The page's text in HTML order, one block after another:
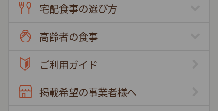
宅配食事の選び方
高齢者の食事
ご利用ガイド
掲載希望の事業者様へ